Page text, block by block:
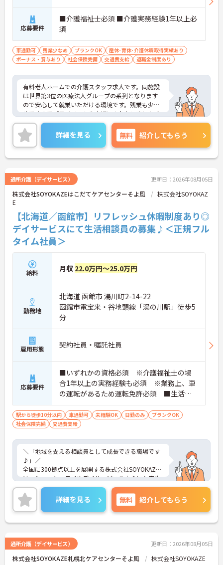
応募要件
■介護福祉士必須 ■介護実務経験1年以上必
須
車通勤可 残業少なめ ブランクOK
産休･育休･介護休暇取得実績あり
ボーナス・賞与あり
社会保険完備 交通費支給 退職金制度あり
有料老人ホームでの介護スタッフ求人です。同施設
は世界第3位の医療法人グループの系列となります
ので安心して就業いただける環境です。残業も少な
めですのでプライベートを大切にされたい方にもオ
ススメです。ご興味を持たれた方は面接対策ポイン
トや求人の詳細などお話いたしますのでお気軽にお
問い合わせ下さい。
詳細を見る 無料 紹介してもらう
通所介護（デイサービス） 更新日：2026年08月05日
株式会社SOYOKAZEはこだてケアセンターそよ風
株式会社SOYOKAZ
E
【北海道／函館市】リフレッシュ休暇制度あり◎
デイサービスにて生活相談員の募集♪＜正規フル
タイム社員＞
給料 月収 22.0万円～25.0万円
勤務地
北海道 函館市 湯川町2-14-22
函館市電宝来・谷地頭線「湯の川駅」徒歩5
分
雇用形態 契約社員・嘱託社員
応募要件
■いずれかの資格必須 ※介護福祉士の場
合1年以上の実務経験も必須 ※業務上、車
の運転があるため運転免許必須 ■生活相
談員の経験あれば尚可 ■未経験・ブラン
ク可
駅から徒歩10分以内 車通勤可 未経験OK 日勤のみ
ブランクOK
社会保険完備
交通費支給
＼「地域を支える相談員として成長できる職場です
♪」／
全国に300拠点以上を展開する株式会社SOYOKAZE
は、ショートステイやデイサービスを中心に在宅生
活を支えるサービスを幅広く提供しています。ご利
用者様やご家族の意向を大切にしながら、相談業務
と現場支援がしっかり連動する体制を整えているの
が特徴です。医療機関や地域資源とも連携し、地域
での生活を続けるためのサポートに一貫して関われ
境が整っているので、これから相談員にチャレンジ
したい方にも安心の職場です。
詳細を見る 無料 紹介してもらう
通所介護（デイサービス） 更新日：2026年08月05日
株式会社SOYOKAZE札幌北ケアセンターそよ風 株式会社SOYOKAZE